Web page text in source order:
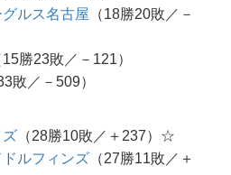
ルス名古屋 （18勝20敗／－
15勝23敗／－121）
敗／－509）
ズ （28勝10敗／＋237）☆
ルフィンズ （27勝11敗／＋